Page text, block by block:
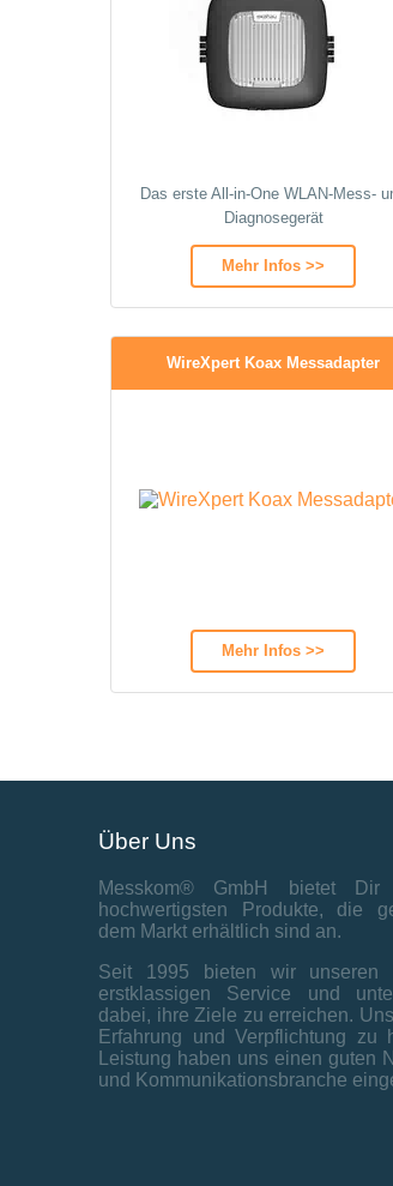
Das erste All-in-One WLAN-Mess-
Diagnosegerät
Mehr Infos >>
WireXpert Koax Messadapter
Mehr Infos >>
Über Uns
Messkom® GmbH bietet Dir
hochwertigsten Produkte, die
dem Markt erhältlich sind an.
Seit 1995 bieten wir unseren
erstklassigen Service und
dabei, ihre Ziele zu erreichen.
Erfahrung und Verpflichtung zu
Leistung haben uns einen guten
und Kommunikationsbranche